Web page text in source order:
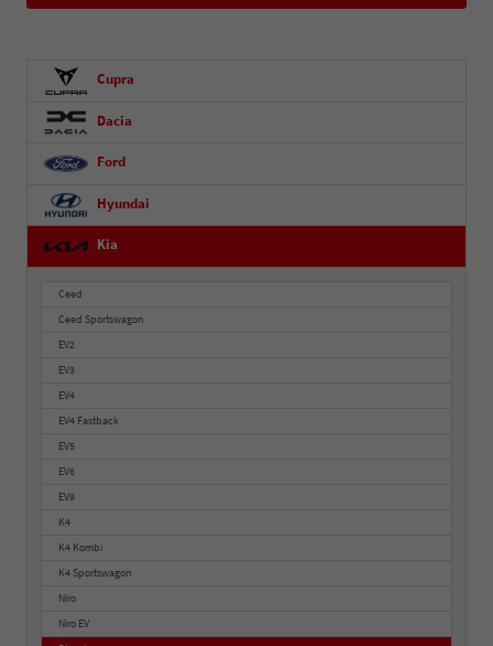
Cupra
Dacia
Ford
Hyundai
Kia
Ceed
Ceed Sportswagon
EV2
EV3
EV4
EV4 Fastback
EV5
EV6
EV9
K4
K4 Kombi
K4 Sportswagon
Niro
Niro EV